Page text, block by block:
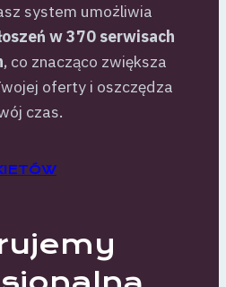
system umożliwia
w 370 serwisach
, co znacząco zwiększa
oferty i oszczędza
czas.